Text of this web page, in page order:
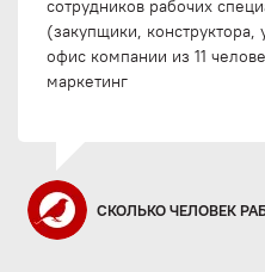
сотрудников рабочих
(закупщики,
офис компании из 11
маркетинг
СКОЛЬКО ЧЕЛОВЕК